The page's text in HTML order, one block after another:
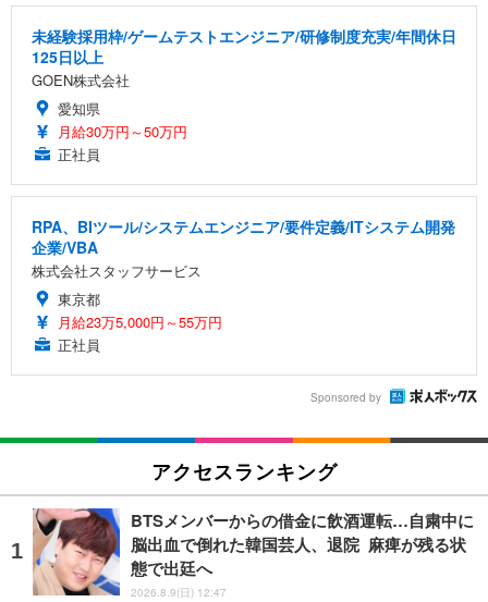
未経験採用枠/ゲームテストエンジニア/研修制度充実/年間休日
125日以上
GOEN株式会社
愛知県
月給30万円～50万円
正社員
RPA、BIツール/システムエンジニア/要件定義/ITシステム開発
企業/VBA
株式会社スタッフサービス
東京都
月給23万5,000円～55万円
正社員
Sponsored by
アクセスランキング
BTSメンバーからの借金に飲酒運転…自粛中に
脳出血で倒れた韓国芸人、退院 麻痺が残る状
態で出廷へ
2026.8.9(日) 12:47